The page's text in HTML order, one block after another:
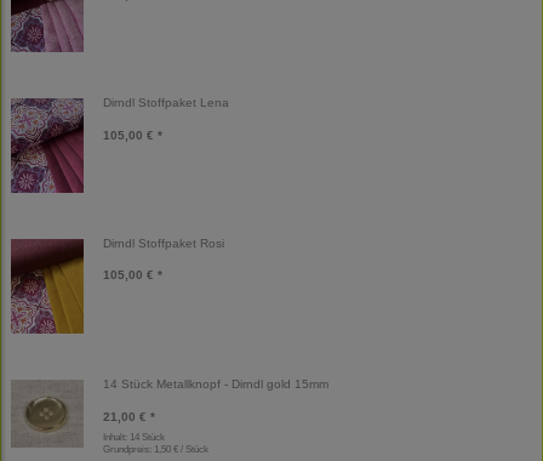
Dirndl Stoffpaket Lena
105,00 € *
Dirndl Stoffpaket Rosi
105,00 € *
14 Stück Metallknopf - Dirndl gold 15mm
21,00 € *
Inhalt: 14 Stück
Grundpreis: 1,50 € / Stück